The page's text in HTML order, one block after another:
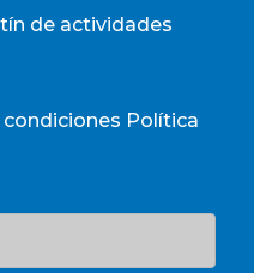
de actividades
Política